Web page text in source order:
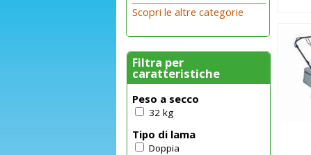
Scopri le altre categorie
Filtra per
caratteristiche
Peso a secco
32 kg
Tipo di lama
Doppia